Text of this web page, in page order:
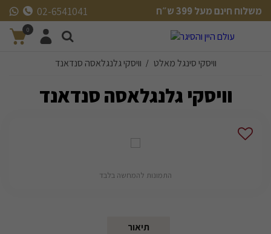
משלוח חינם מעל 399 ש״ח
משלוח חינם מעל 399 ש״ח
02-6541041
0
וויסקי סינגל מאלט / וויסקי גלנגלאסה סנדאנד
וויסקי גלנגלאסה סנדאנד
התמונות להמחשה בלבד
תיאור